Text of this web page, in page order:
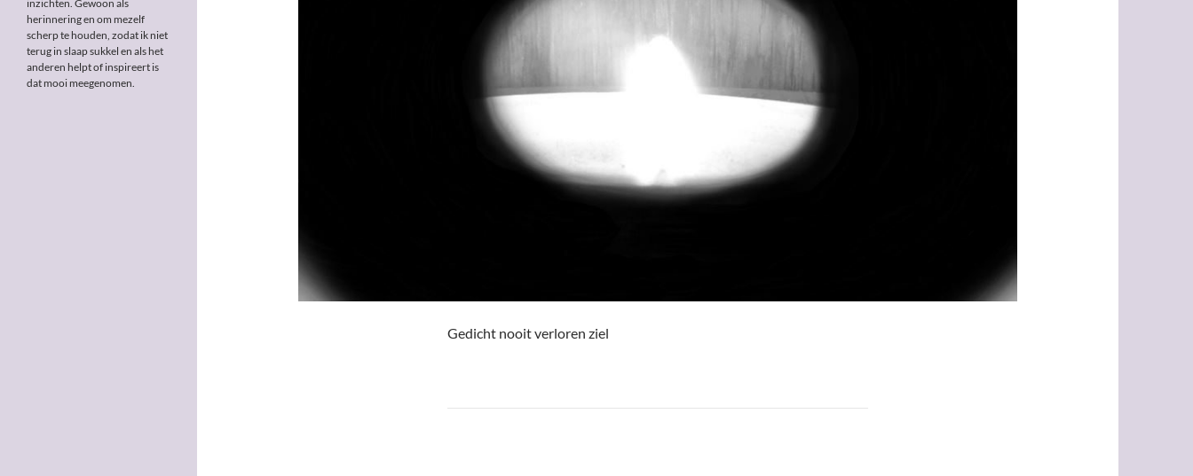
Gedicht nooit verloren ziel
inzichten. Gewoon als
herinnering en om mezelf
scherp te houden, zodat ik niet
terug in slaap sukkel en als het
anderen helpt of inspireert is
dat mooi meegenomen.